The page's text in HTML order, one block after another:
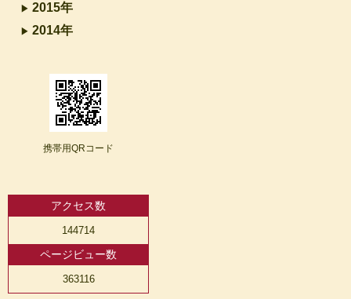
2015年
2014年
携帯用QRコード
アクセス数
144714
ページビュー数
363116